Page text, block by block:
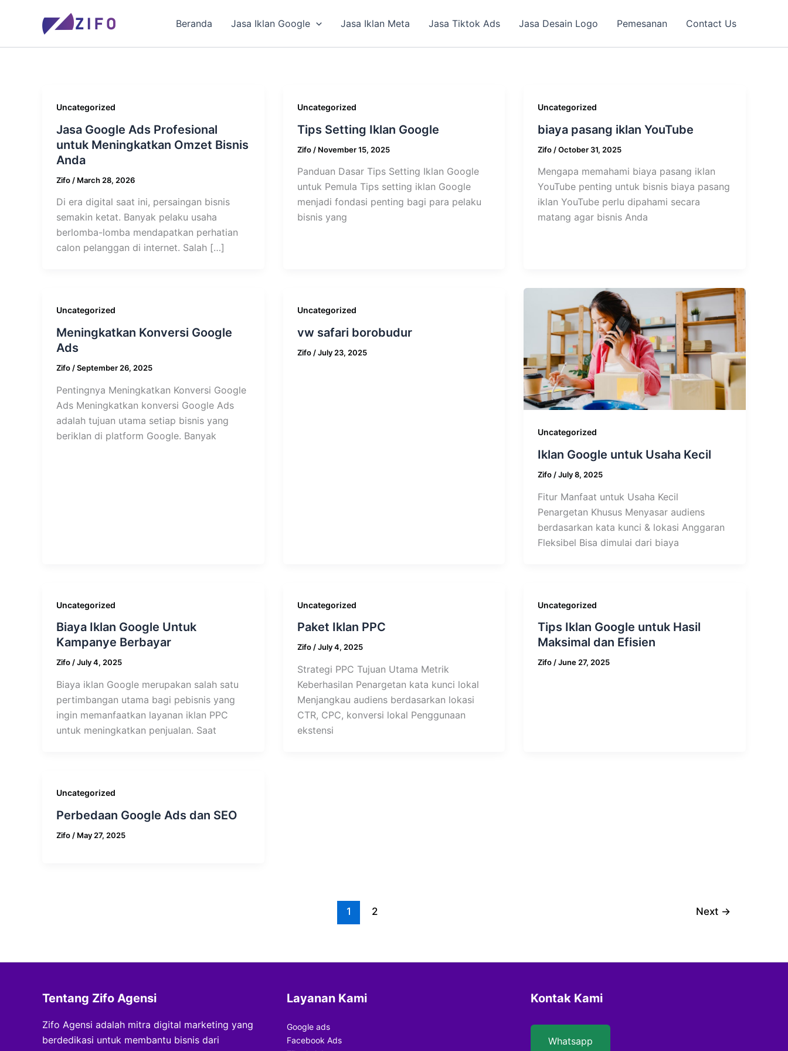
Beranda Jasa Iklan Google Jasa Iklan Meta Jasa Tiktok Ads Jasa Desain Logo Pemesanan Contact Us
Uncategorized
Jasa Google Ads Profesional
untuk Meningkatkan Omzet Bisnis
Anda
Zifo / March 28, 2026
Di era digital saat ini, persaingan bisnis
semakin ketat. Banyak pelaku usaha
berlomba-lomba mendapatkan perhatian
calon pelanggan di internet. Salah […]
Uncategorized
Tips Setting Iklan Google
Zifo / November 15, 2025
Panduan Dasar Tips Setting Iklan Google
untuk Pemula Tips setting iklan Google
menjadi fondasi penting bagi para pelaku
bisnis yang
Uncategorized
biaya pasang iklan YouTube
Zifo /October 31, 2025
Mengapa memahami biaya pasang iklan
YouTube penting untuk bisnis biaya pasang
iklan YouTube perlu dipahami secara
matang agar bisnis Anda
Uncategorized
Meningkatkan Konversi Google
Ads
Zifo /September 26, 2025
Pentingnya Meningkatkan Konversi Google
Ads Meningkatkan konversi Google Ads
adalah tujuan utama setiap bisnis yang
beriklan di platform Google. Banyak
Uncategorized
vw safari borobudur
Zifo /July 23, 2025
Uncategorized
Iklan Google untuk Usaha Kecil
Zifo /July 8, 2025
Fitur Manfaat untuk Usaha Kecil
Penargetan Khusus Menyasar audiens
berdasarkan kata kunci & lokasi Anggaran
Fleksibel Bisa dimulai dari biaya
Uncategorized
Biaya Iklan Google Untuk
Kampanye Berbayar
Zifo/July 4, 2025
Biaya iklan Google merupakan salah satu
pertimbangan utama bagi pebisnis yang
ingin memanfaatkan layanan iklan PPC
untuk meningkatkan penjualan. Saat
Uncategorized
Paket Iklan PPC
Zifo/July 4, 2025
Strategi PPC Tujuan Utama Metrik
Keberhasilan Penargetan kata kunci lokal
Menjangkau audiens berdasarkan lokasi
CTR, CPC, konversi lokal Penggunaan
ekstensi
Uncategorized
Tips Iklan Google untuk Hasil
Maksimal dan Efisien
Zifo/June 27, 2025
Uncategorized
Perbedaan Google Ads dan SEO
Zifo / May 27, 2025
1 2 Next →
Tentang Zifo Agensi
Zifo Agensi adalah mitra digital marketing yang
berdedikasi untuk membantu bisnis dari
Layanan Kami
Google ads
Facebook Ads
Kontak Kami
Whatsapp